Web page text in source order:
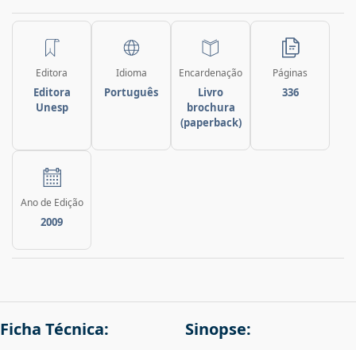
Editora
Editora
Unesp
Idioma
Português
Encardenação
Livro
brochura
(paperback)
Páginas
336
Ano de Edição
2009
Ficha Técnica: Sinopse: